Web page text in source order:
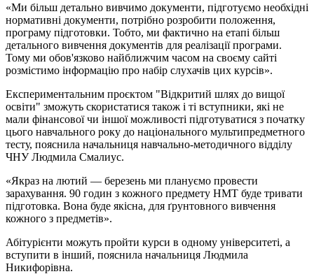
«Ми більш детально вивчимо документи, підготуємо необхідні
нормативні документи, потрібно розробити положення,
програму підготовки. Тобто, ми фактично на етапі більш
детального вивчення документів для реалізації програми.
Тому ми обов'язково найближчим часом на своєму сайті
розмістимо інформацію про набір слухачів цих курсів».
Експериментальним проєктом "Відкритий шлях до вищої
освіти" зможуть скористатися також і ті вступники, які не
мали фінансової чи іншої можливості підготуватися з початку
цього навчального року до національного мультипредметного
тесту, пояснила начальниця навчально-методичного відділу
ЧНУ Людмила Смалиус.
«Якраз на лютий — березень ми плануємо провести
зарахування. 90 годин з кожного предмету НМТ буде тривати
підготовка. Вона буде якісна, для ґрунтовного вивчення
кожного з предметів».
Абітурієнти можуть пройти курси в одному університеті, а
вступити в інший, пояснила начальниця Людмила
Никифорівна.